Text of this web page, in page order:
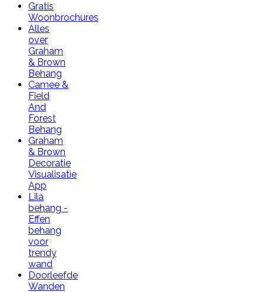
Gratis
Woonbrochures
Alles
over
Graham
& Brown
Behang
Camee &
Field
And
Forest
Behang
Graham
& Brown
Decoratie
Visualisatie
App
Lila
behang -
Effen
behang
voor
trendy
wand
Doorleefde
Wanden